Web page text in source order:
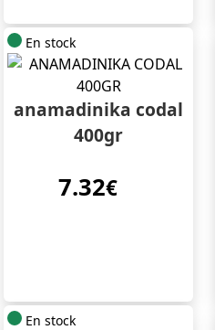
En stock
anamadinika codal
400gr
7.32€
En stock